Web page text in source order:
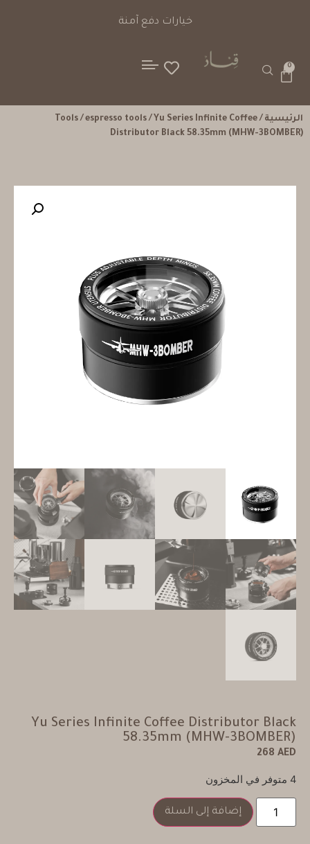
خيارات دفع آمنة
0
الرئيسية /
Tools/ espresso tools/ Yu Series Infinite Coffee
Distributor Black 58.35mm (MHW-3BOMBER)
Yu Series Infinite Coffee Distributor Black
58.35mm (MHW-3BOMBER)
268 AED
4 متوفر في المخزون
إضافة إلى السلة